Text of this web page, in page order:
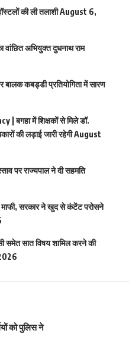
की ली तलाशीAugust 6,
अभियुक्त दुधनाथ राम
बालक कबड्डी प्रतियोगिता में सारण
बगहा में शिक्षकों से मिले डॉ.
की लड़ाई जारी रहेगीAugust
पर राज्यपाल ने दी सहमति
माफी, सरकार ने खुद से कंटेंट परोसने
समेत सात विषय शामिल करने की
को पुलिस ने